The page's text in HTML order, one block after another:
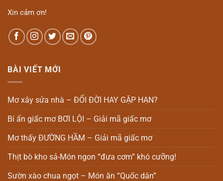
Xin cảm ơn!
BÀI VIẾT MỚI
Mơ xây sửa nhà – ĐỔI ĐỜI HAY GẶP HẠN?
Bí ẩn giấc mơ BƠI LỘI – Giải mã giấc mơ
Mơ thấy ĐƯỜNG HẦM – Giải mã giấc mơ
Thịt bò kho sả-Món ngon “đưa cơm” khó cưỡng!
Sườn xào chua ngọt – Món ăn “Quốc dân”